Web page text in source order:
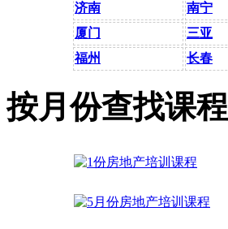
济南
南宁
厦门
三亚
福州
长春
按月份查找课程